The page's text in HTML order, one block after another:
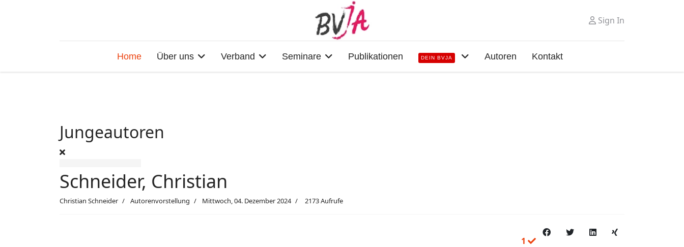
Sign In
Home Über uns Verband Seminare Publikationen DEIN BVJA Autoren Kontakt
Jungeautoren
Schneider, Christian
Christian Schneider Autorenvorstellung Mittwoch, 04. Dezember 2024 2173 Aufrufe
1